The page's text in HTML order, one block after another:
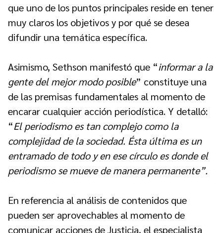
que uno de los puntos principales reside en tener
muy claros los objetivos y por qué se desea
difundir una temática específica.
Asimismo, Sethson manifestó que “informar a la
gente del mejor modo posible” constituye una
de las premisas fundamentales al momento de
encarar cualquier acción periodística. Y detalló:
“El periodismo es tan complejo como la
complejidad de la sociedad. Ésta última es un
entramado de todo y en ese círculo es donde el
periodismo se mueve de manera permanente”.
En referencia al análisis de contenidos que
pueden ser aprovechables al momento de
comunicar acciones de Justicia, el especialista